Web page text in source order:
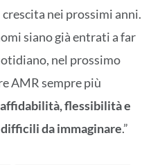
nei prossimi anni.
siano già entrati a far
nel prossimo
AMR sempre più
affidabilità, flessibilità e
da immaginare.”